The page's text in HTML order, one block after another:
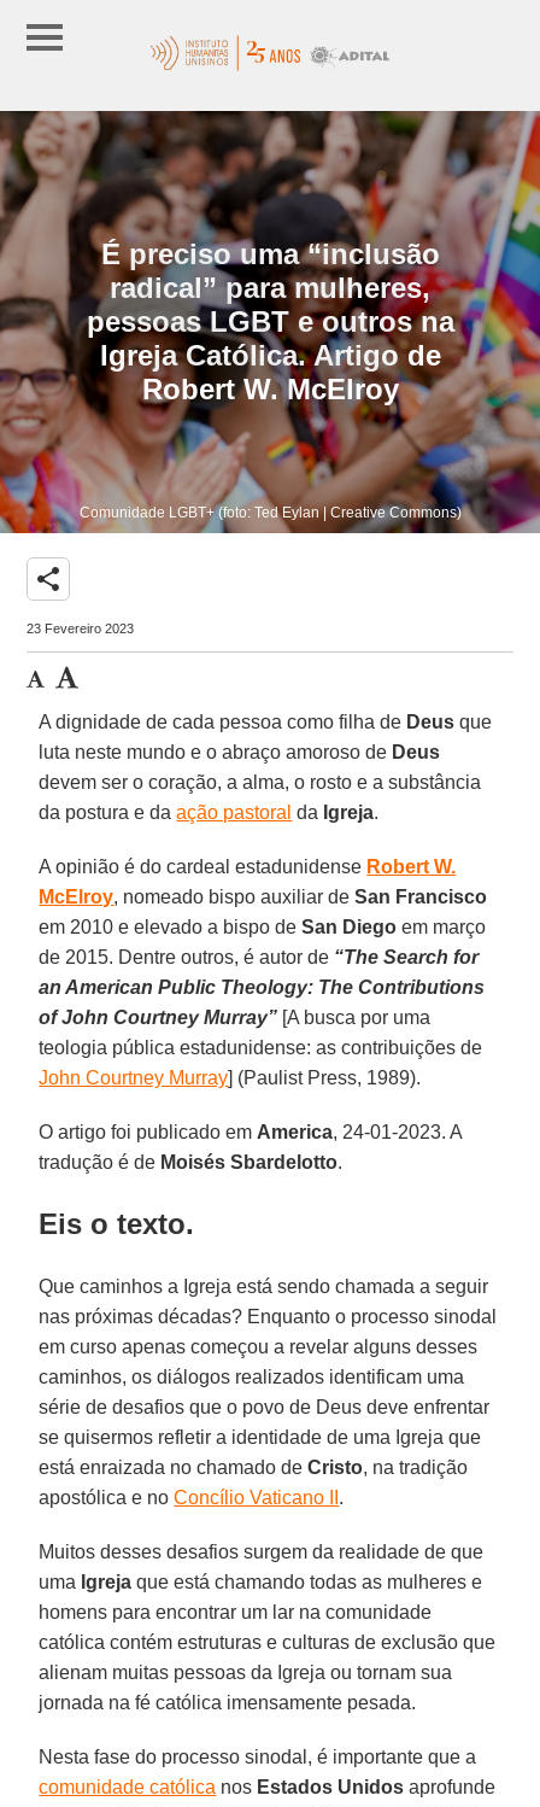
É preciso uma “inclusão
radical” para mulheres,
pessoas LGBT e outros na
Igreja Católica. Artigo de
Robert W. McElroy
Comunidade LGBT+ (foto: Ted Eylan | Creative Commons)
share
23 Fevereiro 2023
A dignidade de cada pessoa como filha de Deus que
luta neste mundo e o abraço amoroso de Deus
devem ser o coração, a alma, o rosto e a substância
da postura e daação pastoral da Igreja.
A opinião é do cardeal estadunidense Robert W.
McElroy, nomeado bispo auxiliar deSan Francisco
em 2010 e elevado a bispo deSan Diego em março
de 2015. Dentre outros, é autor de “The Search for
an American Public Theology: The Contributions
of John Courtney Murray” [A busca por uma
teologia pública estadunidense: as contribuições de
John Courtney Murray] (Paulist Press, 1989).
O artigo foi publicado em America, 24-01-2023. A
tradução é de Moisés Sbardelotto.
Eis o texto.
Que caminhos a Igreja está sendo chamada a seguir
nas próximas décadas? Enquanto o processo sinodal
em curso apenas começou a revelar alguns desses
caminhos, os diálogos realizados identificam uma
série de desafios que o povo de Deus deve enfrentar
se quisermos refletir a identidade de uma Igreja que
está enraizada no chamado deCristo, na tradição
apostólica e noConcílio Vaticano II .
Muitos desses desafios surgem da realidade de que
uma Igreja que está chamando todas as mulheres e
homens para encontrar um lar na comunidade
católica contém estruturas e culturas de exclusão que
alienam muitas pessoas da Igreja ou tornam sua
jornada na fé católica imensamente pesada.
Nesta fase do processo sinodal, é importante que a
comunidade católica nos Estados Unidos aprofunde